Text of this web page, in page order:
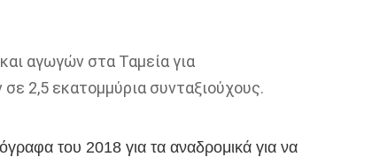
αγωγών στα Ταμεία για
2,5 εκατομμύρια συνταξιούχους.
του 2018 για τα αναδρομικά για να